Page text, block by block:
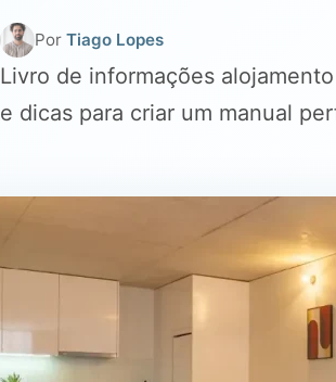
Por Tiago Lopes
Livro de informações
e dicas para criar um manual